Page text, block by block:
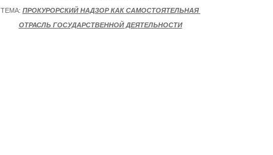
ТЕМА: ПРОКУРОРСКИЙ НАДЗОР КАК САМОСТОЯТЕЛЬНАЯ
ОТРАСЛЬ ГОСУДАРСТВЕННОЙ ДЕЯТЕЛЬНОСТИ